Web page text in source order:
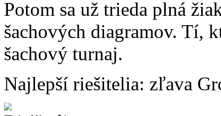
Potom sa už trieda plná
šachových diagramov. Tí,
šachový turnaj.
Najlepší riešitelia: zľava